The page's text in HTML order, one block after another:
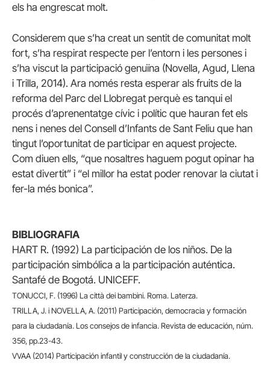
els ha engrescat molt.
Considerem que s’ha creat un sentit de comunitat molt
fort, s’ha respirat respecte per l’entorn i les persones i
s’ha viscut la participació genuïna (Novella, Agud, Llena
i Trilla, 2014). Ara només resta esperar als fruits de la
reforma del Parc del Llobregat perquè es tanqui el
procés d’aprenentatge cívic i polític que hauran fet els
nens i nenes del Consell d’Infants de Sant Feliu que han
tingut l’oportunitat de participar en aquest projecte.
Com diuen ells, “que nosaltres haguem pogut opinar ha
estat divertit” i “el millor ha estat poder renovar la ciutat i
fer-la més bonica”.
BIBLIOGRAFIA
HART R. (1992) La participación de los niños. De la
participación simbólica a la participación auténtica.
Santafé de Bogotá. UNICEFF.
TONUCCI, F. (1996) La città dei bambini. Roma. Laterza.
TRILLA, J. i NOVELLA, A. (2011) Participación, democracia y formación
para la ciudadanía. Los consejos de infancia. Revista de educación, núm.
356, pp.23-43.
VVAA (2014) Participación infantil y construcción de la ciudadanía.